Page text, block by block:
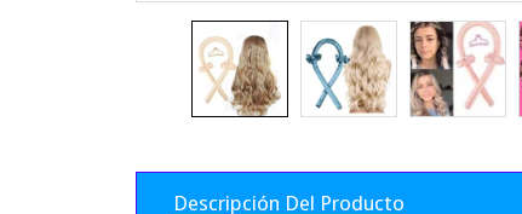
Descripción Del Producto